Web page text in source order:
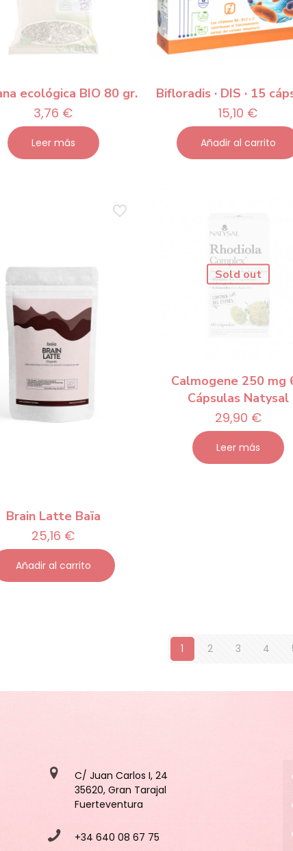
ecológica BIO 80 gr.
3,76 €
Leer más
Bifloradis · DIS · 15
15,10 €
Añadir al carrito
Brain Latte Baïa
25,16 €
Añadir al carrito
Sold out
Calmogene 250 mg
Cápsulas Natysal
29,90 €
Leer más
1 2 3 4
C/ Juan Carlos I, 24
35620, Gran Tarajal
Fuerteventura
+34 640 08 67 75